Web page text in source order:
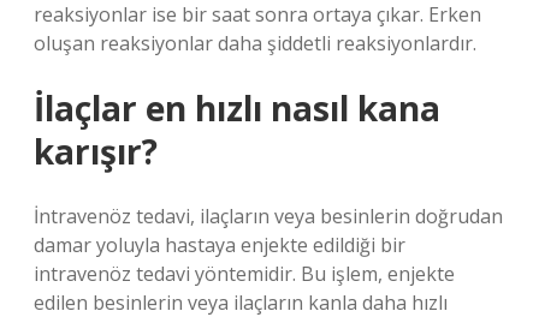
reaksiyonlar ise bir saat sonra ortaya çıkar. Erken
oluşan reaksiyonlar daha şiddetli reaksiyonlardır.
İlaçlar en hızlı nasıl kana
karışır?
İntravenöz tedavi, ilaçların veya besinlerin doğrudan
damar yoluyla hastaya enjekte edildiği bir
intravenöz tedavi yöntemidir. Bu işlem, enjekte
edilen besinlerin veya ilaçların kanla daha hızlı